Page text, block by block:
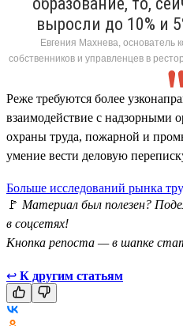
выросли до 10% и
Евгения Махнева, основатель
собственников и управленцев в
Реже требуются более
взаимодействие с надзорными
охраны труда, пожарной и
умение вести деловую
Больше исследований рынка
🚩 Материал был полезен?
в соцсетях!
Кнопка репоста — в шапке
↩ К другим статьям